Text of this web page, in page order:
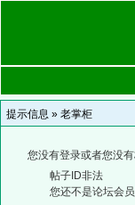
提示信息 » 老掌柜
您没有登录或者您没
帖子ID非法
您还不是论坛会